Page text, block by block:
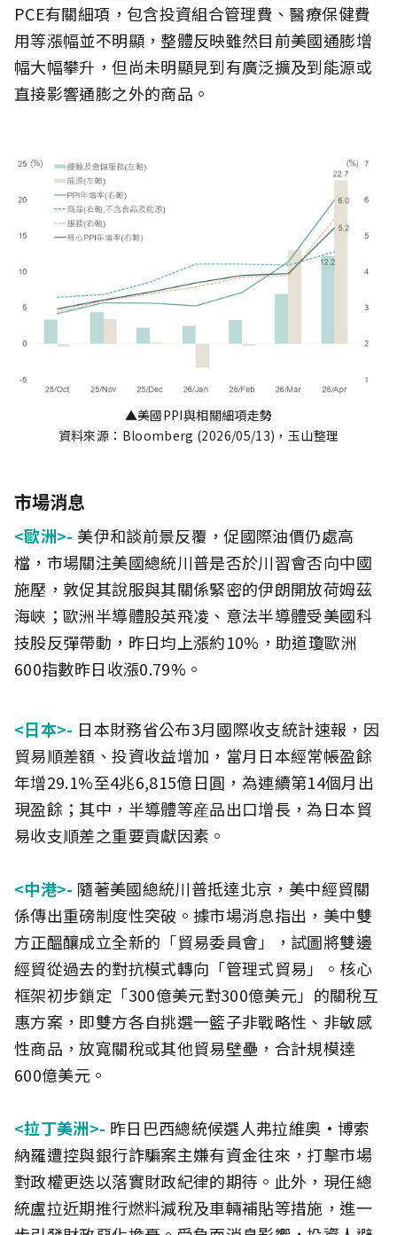
PCE有關細項，包含投資組合管理費、醫療保健費
用等漲幅並不明顯，整體反映雖然目前美國通膨增
幅大幅攀升，但尚未明顯見到有廣泛擴及到能源或
直接影響通膨之外的商品。
▲美國PPI與相關細項走勢
資料來源：Bloomberg (2026/05/13)，玉山整理
市場消息
<歐洲>- 美伊和談前景反覆，促國際油價仍處高
檔，市場關注美國總統川普是否於川習會否向中國
施壓，敦促其說服與其關係緊密的伊朗開放荷姆茲
海峽；歐洲半導體股英飛凌、意法半導體受美國科
技股反彈帶動，昨日均上漲約10%，助道瓊歐洲
600指數昨日收漲0.79%。
<日本>- 日本財務省公布3月國際收支統計速報，因
貿易順差額、投資收益增加，當月日本經常帳盈餘
年增29.1%至4兆6,815億日圓，為連續第14個月出
現盈餘；其中，半導體等産品出口增長，為日本貿
易收支順差之重要貢獻因素。
<中港>- 隨著美國總統川普抵達北京，美中經貿關
係傳出重磅制度性突破。據市場消息指出，美中雙
方正醞釀成立全新的「貿易委員會」，試圖將雙邊
經貿從過去的對抗模式轉向「管理式貿易」。核心
框架初步鎖定「300億美元對300億美元」的關稅互
惠方案，即雙方各自挑選一籃子非戰略性、非敏感
性商品，放寬關稅或其他貿易壁壘，合計規模達
600億美元。
<拉丁美洲>- 昨日巴西總統候選人弗拉維奧·博索
納羅遭控與銀行詐騙案主嫌有資金往來，打擊市場
對政權更迭以落實財政紀律的期待。此外，現任總
統盧拉近期推行燃料減稅及車輛補貼等措施，進一